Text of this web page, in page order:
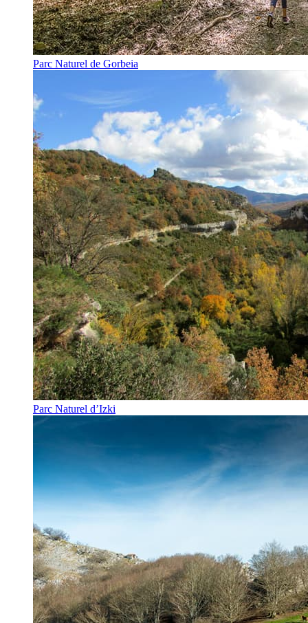
Parc Naturel de Gorbeia
Parc Naturel d’Izki